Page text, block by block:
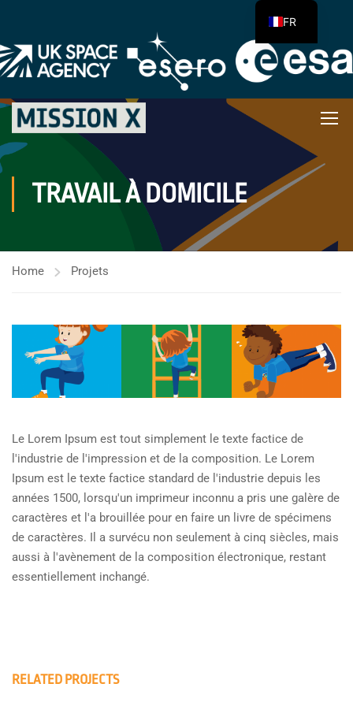
TRAVAIL À DOMICILE
Home Projets
Le Lorem Ipsum est tout simplement le texte factice de
l'industrie de l'impression et de la composition. Le Lorem
Ipsum est le texte factice standard de l'industrie depuis les
années 1500, lorsqu'un imprimeur inconnu a pris une galère de
caractères et l'a brouillée pour en faire un livre de spécimens
de caractères. Il a survécu non seulement à cinq siècles, mais
aussi à l'avènement de la composition électronique, restant
essentiellement inchangé.
RELATED PROJECTS
FR